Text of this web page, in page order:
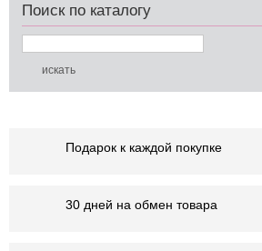
Поиск по каталогу
Подарок к каждой покупке
30 дней на обмен товара